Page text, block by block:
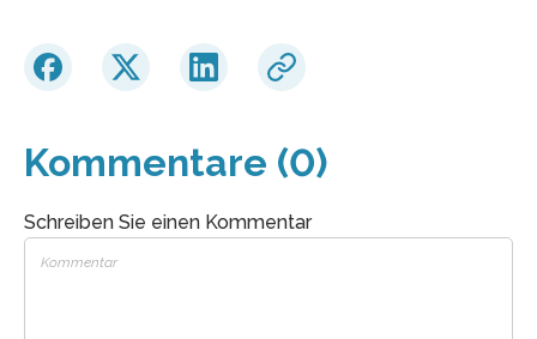
Kommentare (0)
Schreiben Sie einen Kommentar